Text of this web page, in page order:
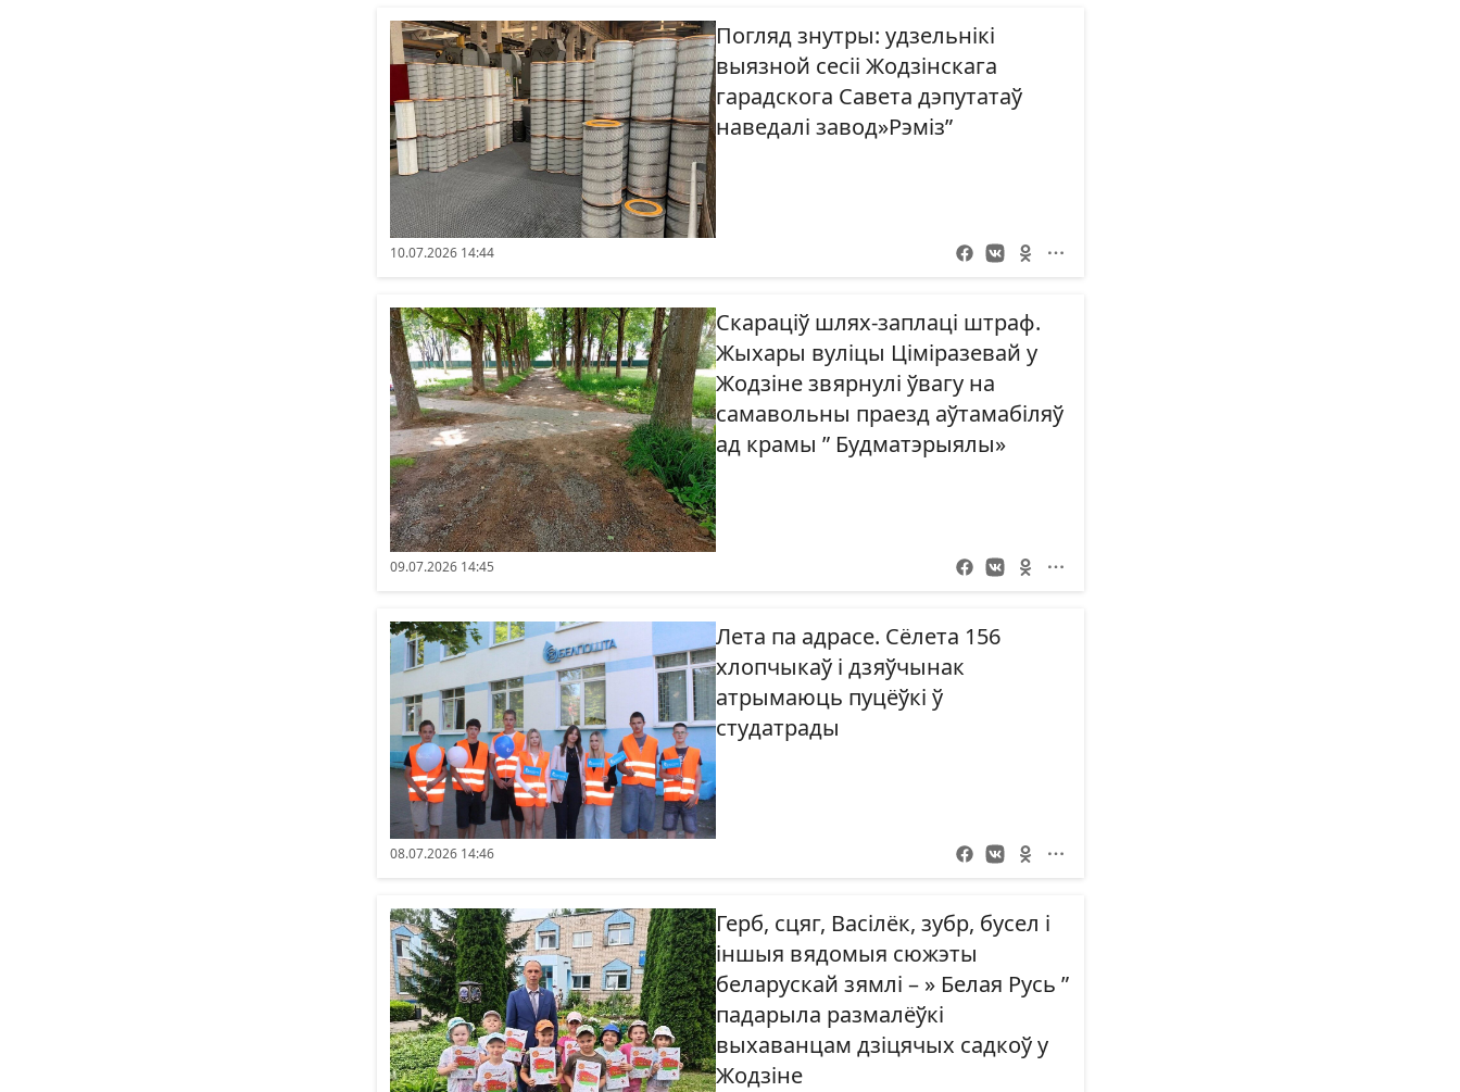
Погляд знутры: удзельнікі
выязной сесіі Жодзінскага
гарадскога Савета дэпутатаў
наведалі завод»Рэміз”
10.07.2026 14:44
Скараціў шлях-заплаці штраф.
Жыхары вуліцы Ціміразевай у
Жодзіне звярнулі ўвагу на
самавольны праезд аўтамабіляў
ад крамы ” Будматэрыялы»
09.07.2026 14:45
Лета па адрасе. Сёлета 156
хлопчыкаў і дзяўчынак
атрымаюць пуцёўкі ў
студатрады
08.07.2026 14:46
Герб, сцяг, Васілёк, зубр, бусел і
іншыя вядомыя сюжэты
беларускай зямлі – » Белая Русь ”
падарыла размалёўкі
выхаванцам дзіцячых садкоў у
Жодзіне